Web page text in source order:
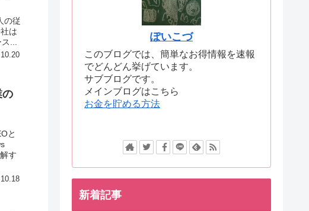
の従
は
...
の
と
す
ぽいこづ
このブログでは、簡単なお得情報を速報
でどんどん挙げています。
サブブログです。
メインブログはこちら
お金を貯める方法
新着記事